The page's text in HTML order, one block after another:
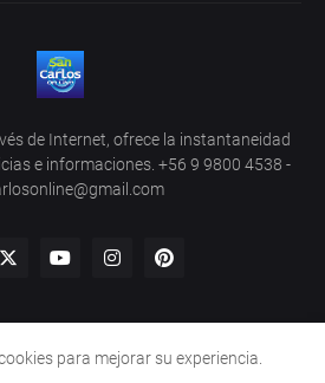
de Internet, ofrece la instantaneidad
e informaciones. +56 9 9800 4538 -
Privacy Policy Contact Us
para mejorar su experiencia.